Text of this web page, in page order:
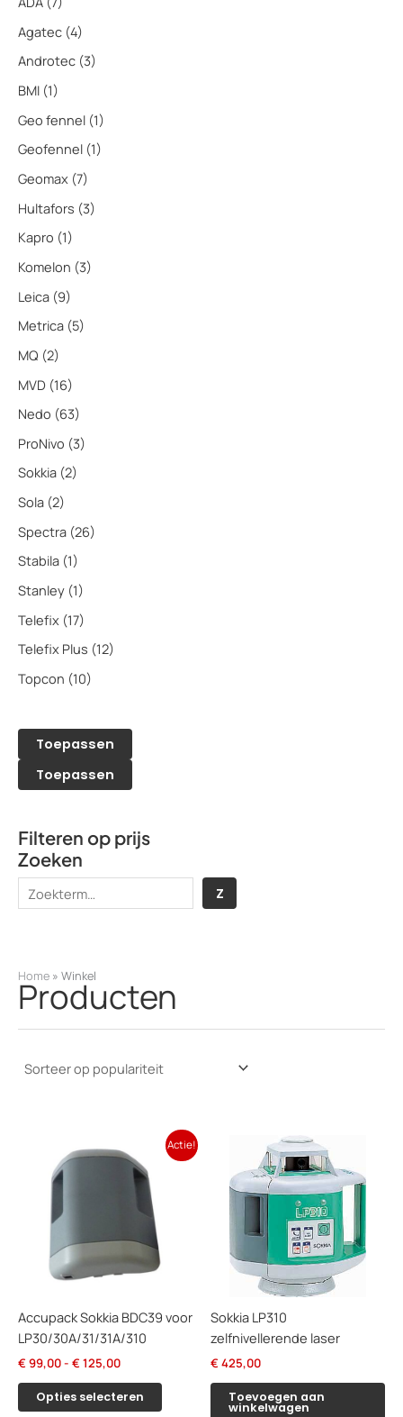
Agatec (4)
Androtec (3)
BMI (1)
Geo fennel (1)
Geofennel (1)
Geomax (7)
Hultafors (3)
Kapro (1)
Komelon (3)
Leica (9)
Metrica (5)
MQ (2)
MVD (16)
Nedo (63)
ProNivo (3)
Sokkia (2)
Sola (2)
Spectra (26)
Stabila (1)
Stanley (1)
Telefix (17)
Telefix Plus (12)
Topcon (10)
Toepassen
Toepassen
Filteren op prijs
Zoeken
k
e
Z
Home » Winkel
Producten
Actie!
Accupack Sokkia BDC39 voor
LP30/30A/31/31A/310
€ 99,00- € 125,00Prijsklasse:
tot
€ 125,00
Opties selecteren
Dit
product
Sokkia LP310
zelfnivellerende laser
€ 425,00
Toevoegen aan
winkelwagen